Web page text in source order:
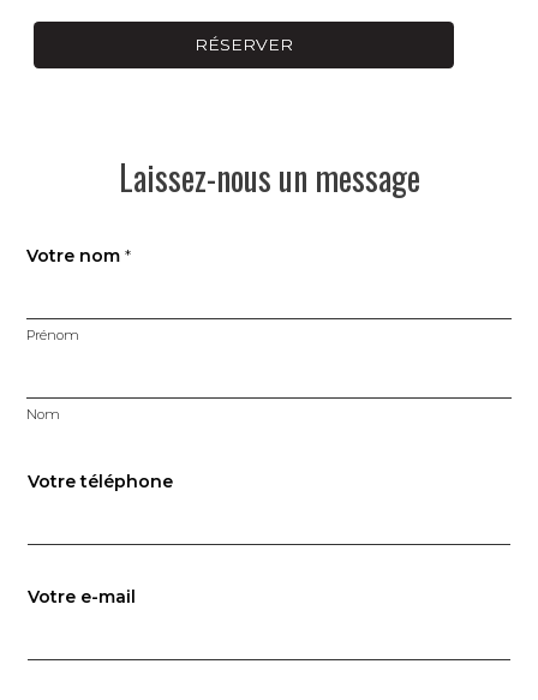
RÉSERVER
Laissez-nous un message
Votre nom *
Prénom
Nom
o
r
Votre téléphone
Votre e-mail